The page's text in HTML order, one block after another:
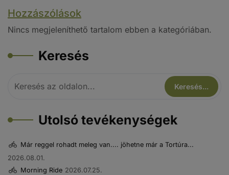
Hozzászólások
Nincs megjeleníthető tartalom ebben a kategóriában.
Keresés
Utolsó tevékenységek
Már reggel rohadt meleg van.... jöhetne már a Tortúra...
2026.08.01.
Morning Ride 2026.07.25.